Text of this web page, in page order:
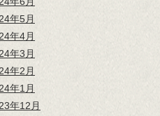
年5月
年4月
年3月
年2月
年1月
年12月